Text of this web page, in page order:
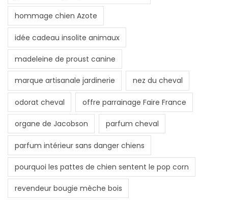
hommage chien Azote
idée cadeau insolite animaux
madeleine de proust canine
marque artisanale jardinerie nez du cheval
odorat cheval offre parrainage Faire France
organe de Jacobson parfum cheval
parfum intérieur sans danger chiens
pourquoi les pattes de chien sentent le pop corn
revendeur bougie mèche bois